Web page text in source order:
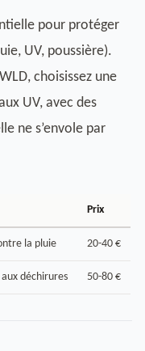
pour protéger
UV, poussière).
choisissez une
UV, avec des
ne s’envole par
Prix
la pluie 20-40 €
déchirures 50-80 €